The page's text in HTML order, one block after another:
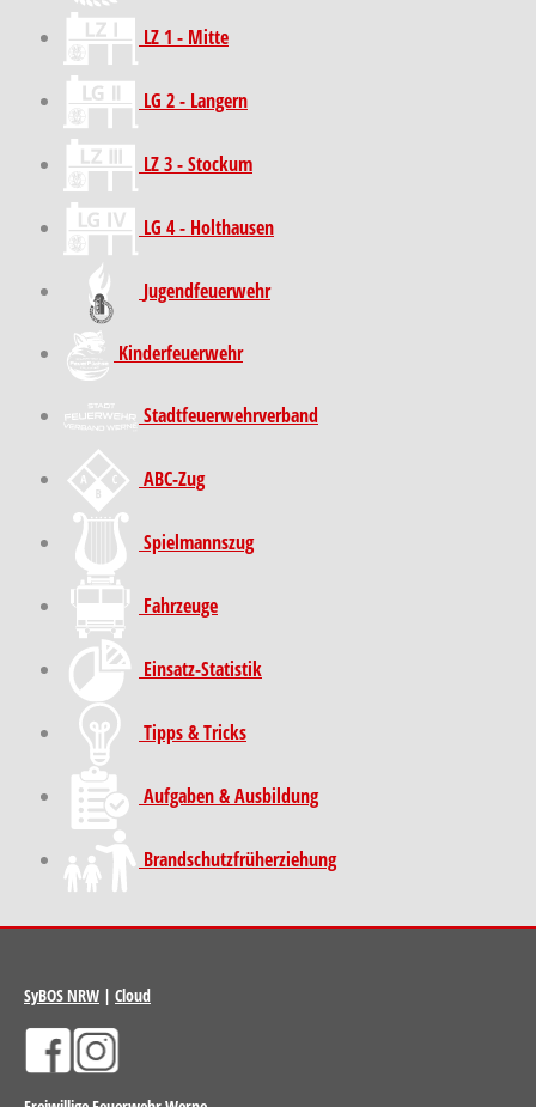
LZ 1 - Mitte
LG 2 - Langern
LZ 3 - Stockum
LG 4 - Holthausen
Jugendfeuerwehr
Kinder­feuer­wehr
Stadt­feuer­wehr­verband
ABC-Zug
Spielmannszug
Fahrzeuge
Einsatz-Statistik
Tipps & Tricks
Aufgaben & Ausbildung
Brand­schutz­früh­erziehung
SyBOS NRW | Cloud